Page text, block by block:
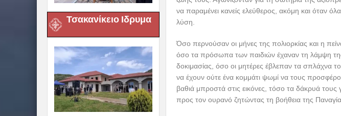
Τσακανίκειο Ιδρυμα
να παραμένει κανείς ελεύθερος, ακόμη και όταν
λύση.
Όσο περνούσαν οι μήνες της πολιορκίας και η
όσο τα πρόσωπα των παιδιών έχαναν τη λάμψη
δοκιμασίας, όσο οι μητέρες έβλεπαν τα σπλάχνα
να έχουν ούτε ένα κομμάτι ψωμί να τους
βαθιά μπροστά στις εικόνες, τόσο τα δάκρυά τους
προς τον ουρανό ζητώντας τη βοήθεια της